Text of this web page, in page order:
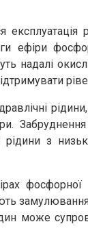
ефіри
надалі
рідини з
може